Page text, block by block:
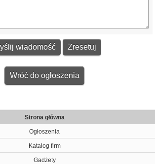
Wróć do ogłoszenia
Strona główna
Ogłoszenia
Katalog firm
Gadżety